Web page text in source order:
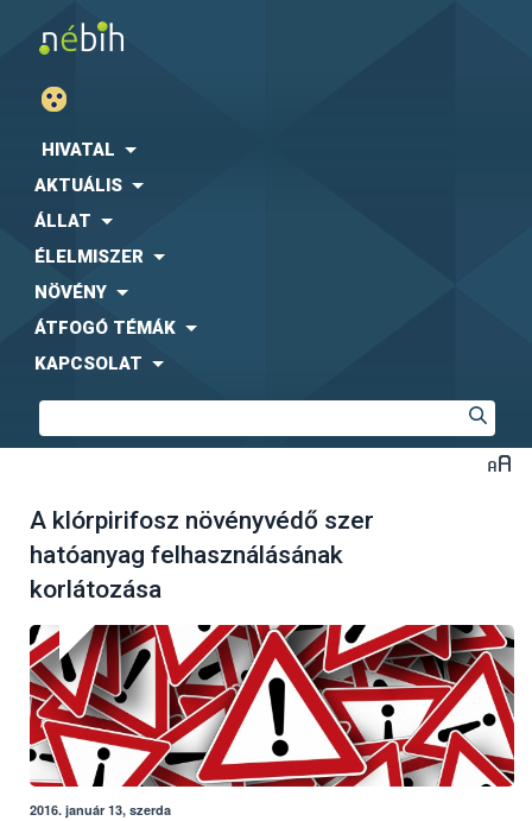
HIVATAL
AKTUÁLIS
ÁLLAT
ÉLELMISZER
NÖVÉNY
ÁTFOGÓ TÉMÁK
KAPCSOLAT
A klórpirifosz növényvédő szer
hatóanyag felhasználásának
korlátozása
2016. január 13, szerda